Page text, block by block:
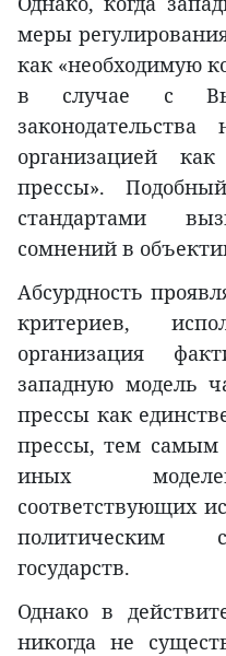
меры
как «необходимую
в случае с
законодательства
организацией
прессы».
стандартами
сомнений в
Абсурдность
критериев,
организация
западную модель
прессы как
прессы, тем самым
иных
соответствующих
политическим
государств.
Однако в
никогда не